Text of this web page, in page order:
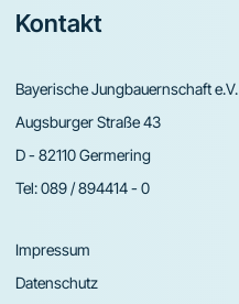
Footer
Kontakt
Bayerische Jungbauernschaft e.V.
Augsburger Straße 43
D - 82110 Germering
Tel:089 / 894414 - 0
Impressum
Datenschutz